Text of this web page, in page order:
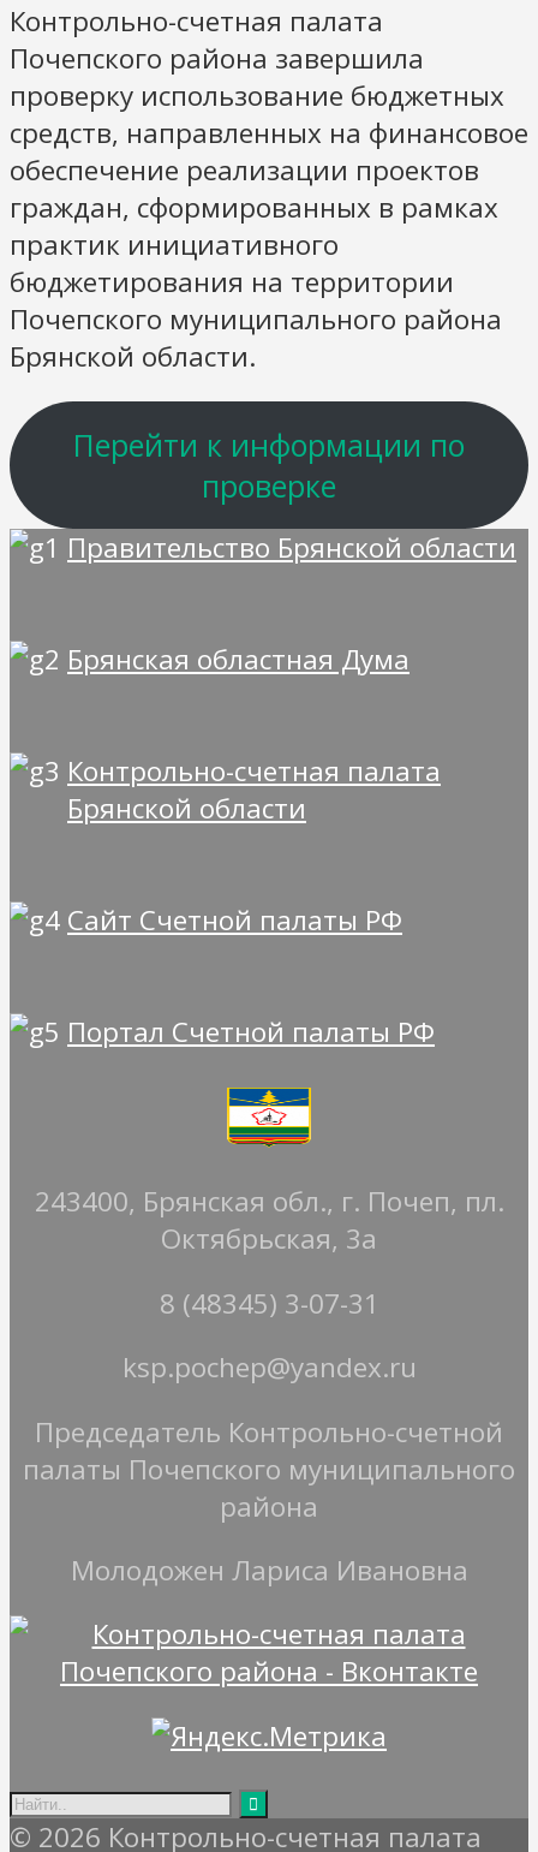
Контрольно-счетная палата
Почепского района завершила
проверку использование бюджетных
средств, направленных на финансовое
обеспечение реализации проектов
граждан, сформированных в рамках
практик инициативного
бюджетирования на территории
Почепского муниципального района
Брянской области.
Перейти к информации по
проверке
Правительство Брянской области
Брянская областная Дума
Контрольно-счетная палата
Брянской области
Сайт Счетной палаты РФ
Портал Счетной палаты РФ
243400, Брянская обл., г. Почеп, пл.
Октябрьская, 3а
8 (48345) 3-07-31
ksp.pochep@yandex.ru
Председатель Контрольно-счетной
палаты Почепского муниципального
района
Молодожен Лариса Ивановна
© 2026 Контрольно-счетная палата